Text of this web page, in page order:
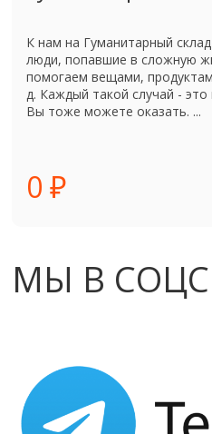
К нам на Гуманитарный
люди, попавшие в сложную
помогаем вещами,
д. Каждый такой случай -
Вы тоже можете оказать. ...
0 ₽
МЫ В